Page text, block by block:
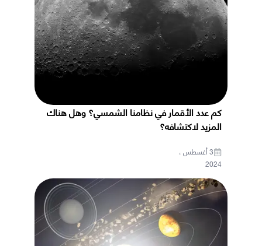
كم عدد الأقمار في نظامنا الشمسي؟ وهل هناك
المزيد لاكتشافه؟
3 أغسطس ،
2024